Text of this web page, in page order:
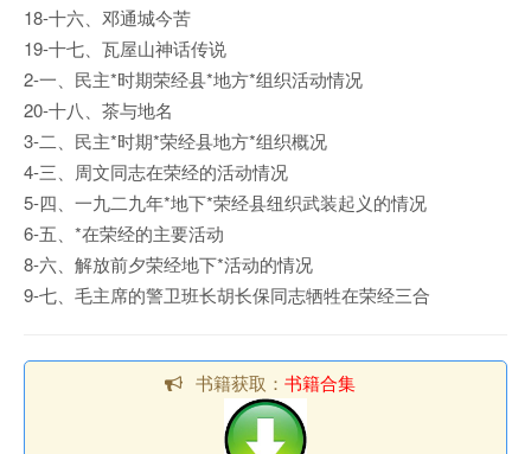
18-十六、邓通城今苦
19-十七、瓦屋山神话传说
2-一、民主*时期荣经县*地方*组织活动情况
20-十八、茶与地名
3-二、民主*时期*荣经县地方*组织概况
4-三、周文同志在荣经的活动情况
5-四、一九二九年*地下*荣经县纽织武装起义的情况
6-五、*在荣经的主要活动
8-六、解放前夕荣经地下*活动的情况
9-七、毛主席的警卫班长胡长保同志牺牲在荣经三合
书籍获取： 书籍合集